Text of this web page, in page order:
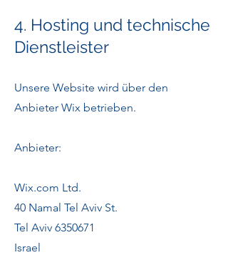
4. Hosting und technische
Dienstleister
Unsere Website wird über den
Anbieter Wix betrieben.
Anbieter:
Wix.com Ltd.
40 Namal Tel Aviv St.
Tel Aviv 6350671
Israel